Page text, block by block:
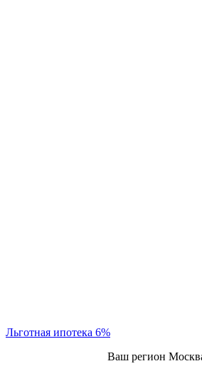
Льготная ипотека 6%
Ваш регион